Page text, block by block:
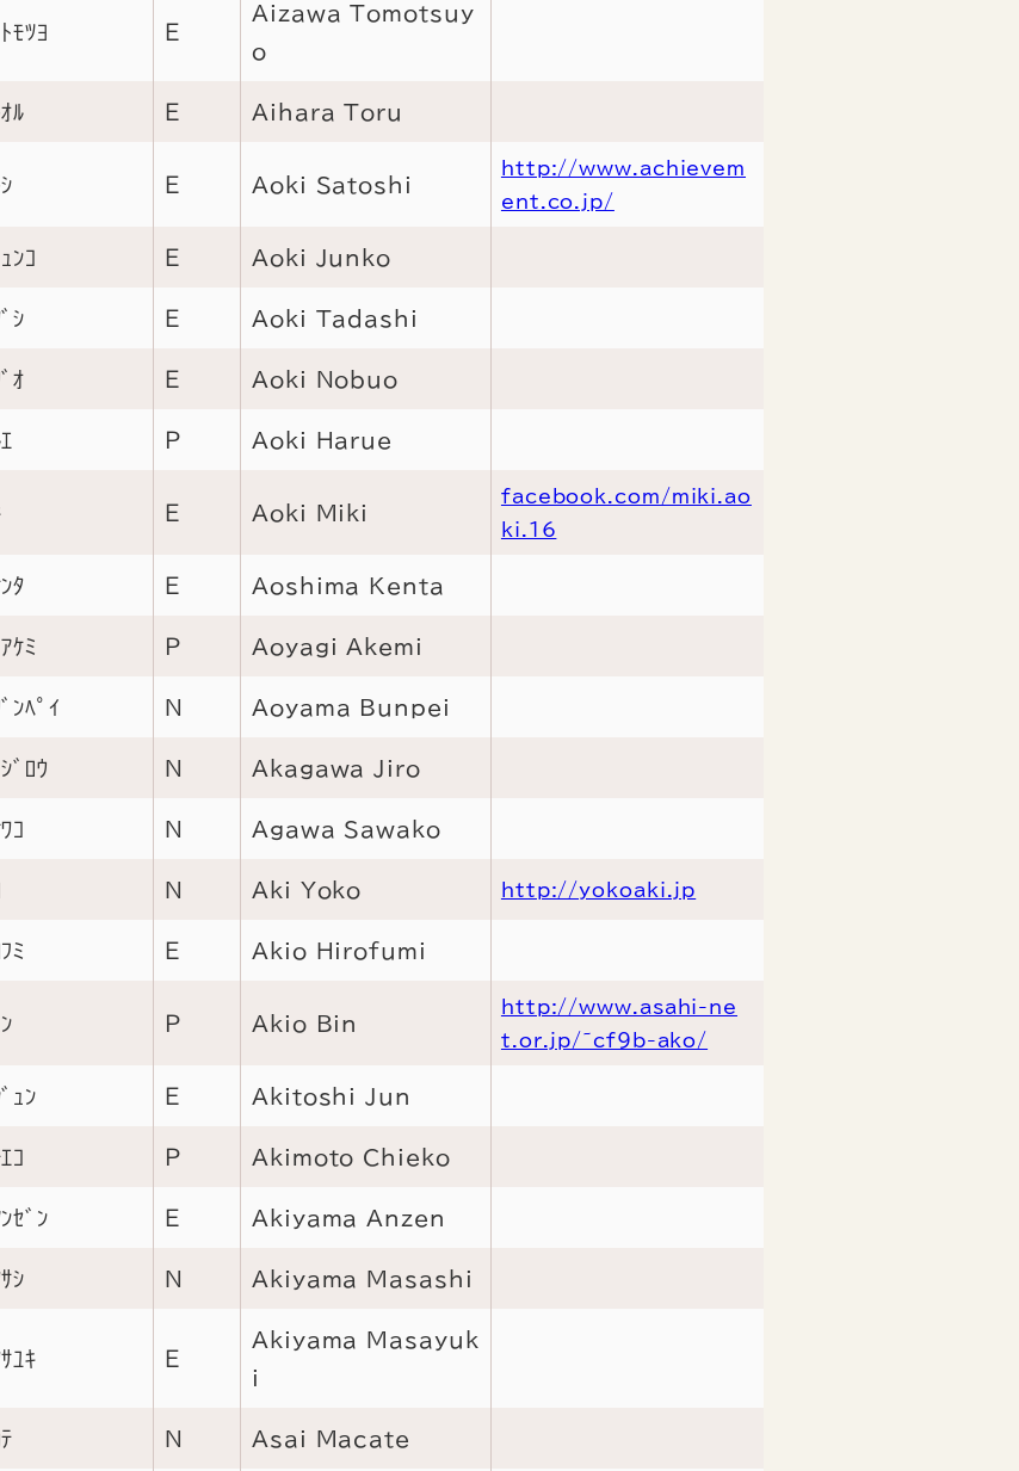
ﾓﾂﾖ Ｅ
Aizawa Tomotsuy
o
ﾙ Ｅ Aihara Toru
Ｅ Aoki Satoshi
http://www.achievem
ent.co.jp/
ﾝｺ Ｅ Aoki Junko
ｼ Ｅ Aoki Tadashi
ｵ Ｅ Aoki Nobuo
Ｐ Aoki Harue
Ｅ Aoki Miki
facebook.com/miki.ao
ki.16
ﾀ Ｅ Aoshima Kenta
ｹﾐ Ｐ Aoyagi Akemi
ﾝﾍﾟｲ Ｎ Aoyama Bunpei
ﾞﾛｳ Ｎ Akagawa Jiro
ｺ Ｎ Agawa Sawako
Ｎ Aki Yoko http://yokoaki.jp
ﾐ Ｅ Akio Hirofumi
Ｐ Akio Bin
http://www.asahi-ne
t.or.jp/~cf9b-ako/
ｭﾝ Ｅ Akitoshi Jun
ｺ Ｐ Akimoto Chieko
ｾﾞﾝ Ｅ Akiyama Anzen
ｼ Ｎ Akiyama Masashi
ﾕｷ Ｅ
Akiyama Masayuk
i
Ｎ Asai Macate